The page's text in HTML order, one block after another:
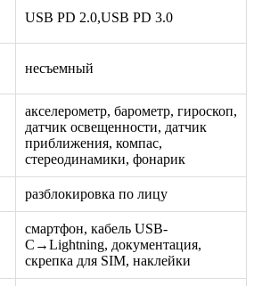
USB PD 2.0,USB PD 3.0
несъемный
акселерометр, барометр, гироскоп,
датчик освещенности, датчик
приближения, компас,
стереодинамики, фонарик
разблокировка по лицу
смартфон, кабель USB-
C→Lightning, документация,
скрепка для SIM, наклейки